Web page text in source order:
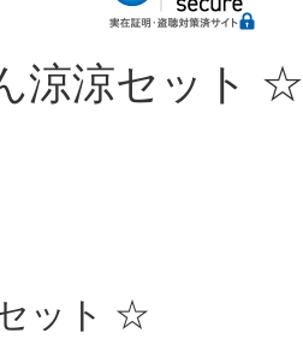
涼涼セット ☆
ット ☆